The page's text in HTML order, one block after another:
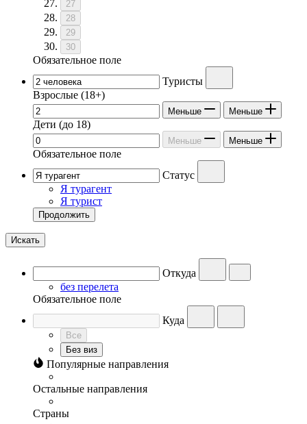
27
28
29
30
Обязательное поле
Туристы
Взрослые (18+)
Меньше Меньше
Дети (до 18)
Меньше Меньше
Обязательное поле
Статус
Я турагент
Я турист
Продолжить
Искать
Откуда
без перелета
Обязательное поле
Куда
Все
Без виз
Популярные направления
Остальные направления
Страны